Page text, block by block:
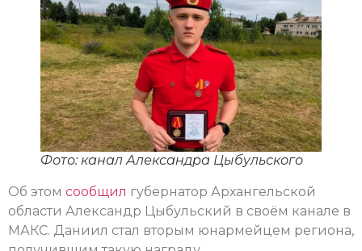
Фото: канал Александра Цыбульского
Об этом сообщил губернатор Архангельской
области Александр Цыбульский в своём канале в
МАКС. Даниил стал вторым юнармейцем региона,